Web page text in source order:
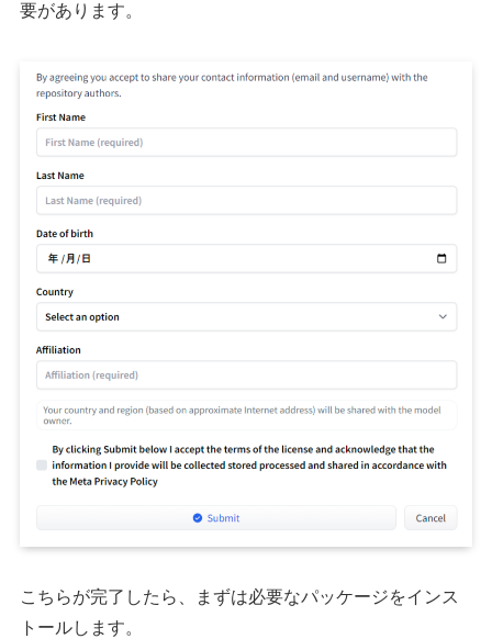
要があります。
こちらが完了したら、まずは必要なパッケージをインス
トールします。